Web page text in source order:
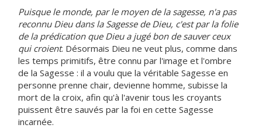
Puisque le monde, par le moyen de la sagesse, n'a pas
reconnu Dieu dans la Sagesse de Dieu, c'est par la folie
de la prédication que Dieu a jugé bon de sauver ceux
qui croient. Désormais Dieu ne veut plus, comme dans
les temps primitifs, être connu par l'image et l'ombre
de la Sagesse : il a voulu que la véritable Sagesse en
personne prenne chair, devienne homme, subisse la
mort de la croix, afin qu'à l'avenir tous les croyants
puissent être sauvés par la foi en cette Sagesse
incarnée.